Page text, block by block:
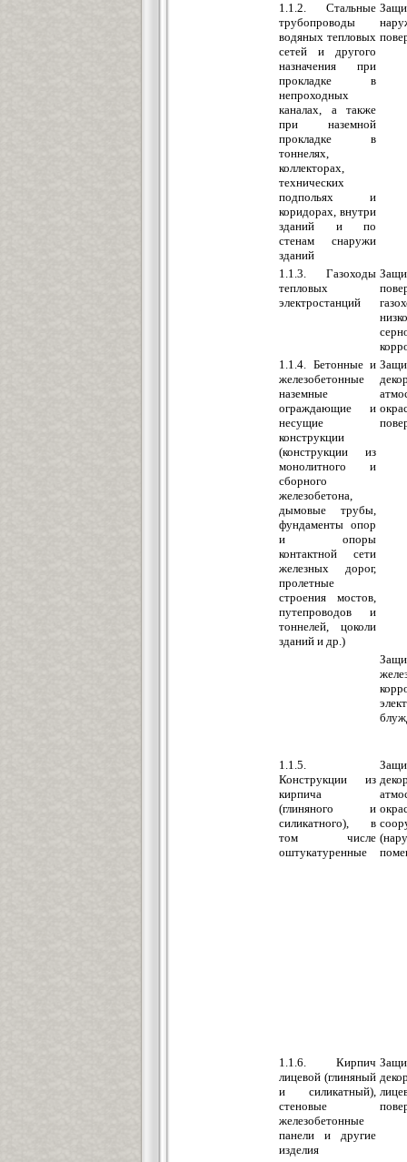
1.1.2. Стальные
трубопроводы
водяных тепловых
сетей и другого
назначения при
прокладке в
непроходных
каналах, а также
при наземной
прокладке в
тоннелях,
коллекторах,
технических
подпольях и
коридорах, внутри
зданий и по
стенам снаружи
зданий
1.1.3. Газоходы
тепловых
электростанций
1.1.4. Бетонные и
железобетонные
наземные
ограждающие и
несущие
конструкции
(конструкции из
монолитного и
сборного
железобетона,
дымовые трубы,
фундаменты опор
и опоры
контактной сети
железных дорог,
пролетные
строения мостов,
путепроводов и
тоннелей, цоколи
зданий и др.)
1.1.5.
Конструкции из
кирпича
(глиняного и
силикатного), в
том числе
оштукатуренные
1.1.6. Кирпич
лицевой (глиняный
и силикатный),
стеновые
железобетонные
панели и другие
изделия